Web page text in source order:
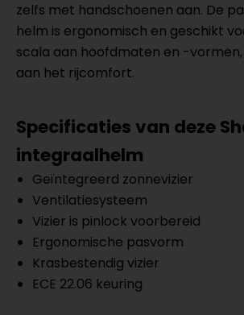
zelfs met handschoenen aan. De
helm is ergonomisch en geschikt
scala aan hoofdmaten en -
aan het rijcomfort.
Specificaties van deze
integraalhelm
Geïntegreerd zonnevizier
Ventilatiesysteem
Vizier is pinlock voorbereid
Ergonomische pasvorm
Krasbestendig vizier
ECE 22.06 keuring